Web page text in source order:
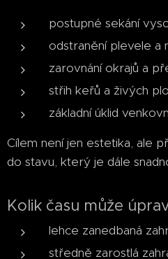
postupné sekání
odstranění plevele a
zarovnání okrajů a
střih keřů a živých
základní úklid
Cílem není jen estetika, ale
do stavu, který je dále
Kolik času může
lehce zanedbaná
středně zarostlá